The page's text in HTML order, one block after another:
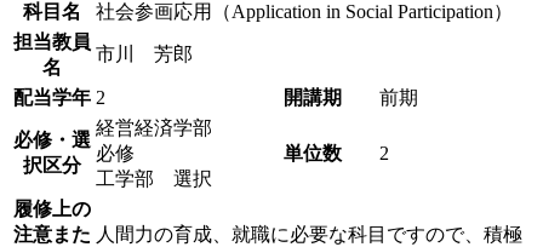
科目名
社会参画応用（Application in Social Participation）
担当教員
名
市川 芳郎
配当学年 2 開講期 前期
必修・選
択区分
経営経済学部
必修
工学部 選択
単位数 2
履修上の
注意また 人間力の育成、就職に必要な科目ですので、積極